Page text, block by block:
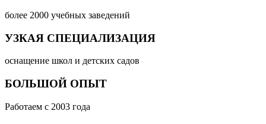
более 2000 учебных заведений
УЗКАЯ СПЕЦИАЛИЗАЦИЯ
оснащение школ и детских садов
БОЛЬШОЙ ОПЫТ
Работаем с 2003 года